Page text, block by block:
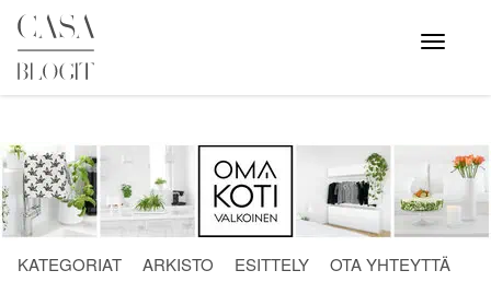
Skip
content
Avaa
valikko
KATEGORIAT ARKISTO ESITTELY OTA YHTEYTTÄ